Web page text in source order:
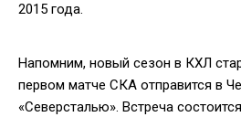
2015 года.
Напомним, новый сезон в КХЛ
первом матче СКА отправится в
«Северсталью». Встреча